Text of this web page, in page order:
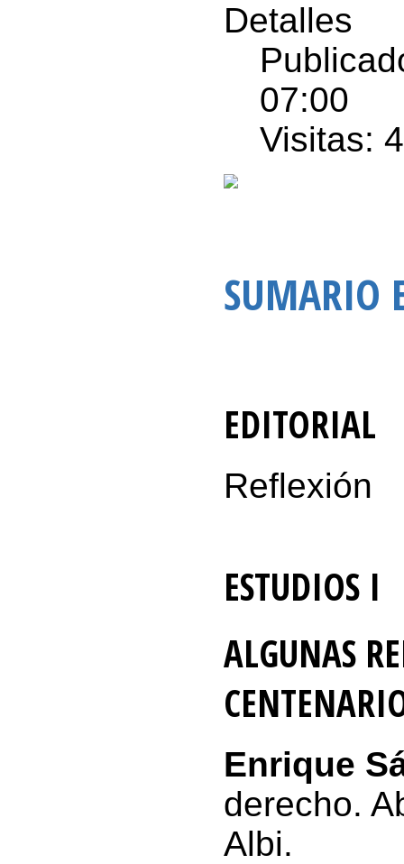
Detalles
07:00
Visitas:
SUMARIO
EDITORIAL
Reflexión
ESTUDIOS I
ALGUNAS
Enrique
derecho.
Albi.